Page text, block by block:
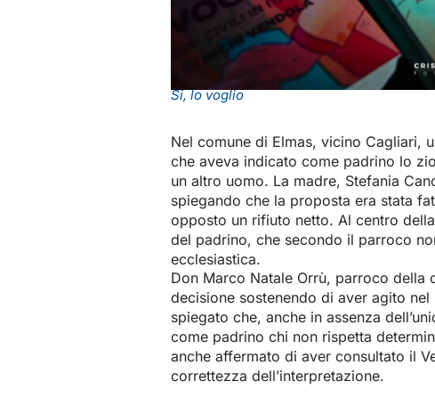
Si, lo voglio
Nel comune di Elmas, vicino Cagliari,
che aveva indicato come padrino lo
un altro uomo. La madre, Stefania
spiegando che la proposta era stata
opposto un rifiuto netto. Al centro
del padrino, che secondo il parroco
ecclesiastica.
Don Marco Natale Orrù, parroco della
decisione sostenendo di aver agito
spiegato che, anche in assenza
come padrino chi non rispetta
anche affermato di aver consultato il
correttezza dell’interpretazione.